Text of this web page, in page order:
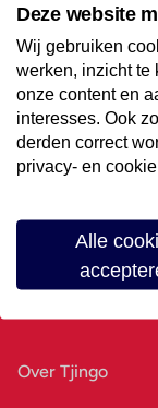
Volg ons op
Over Tjingo
Deze website
Wij gebruiken
werken, inzicht te
onze content en
interesses. Ook
derden correct
privacy- en
Alle